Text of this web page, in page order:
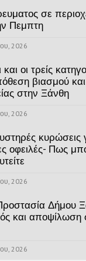
σε
Πεμπτη
2026
οι τρείς
βιασμού και
στην Ξάνθη
2026
κυρώσεις
οφειλές- Πως
2026
Δήμου
και αποψίλωση
2026